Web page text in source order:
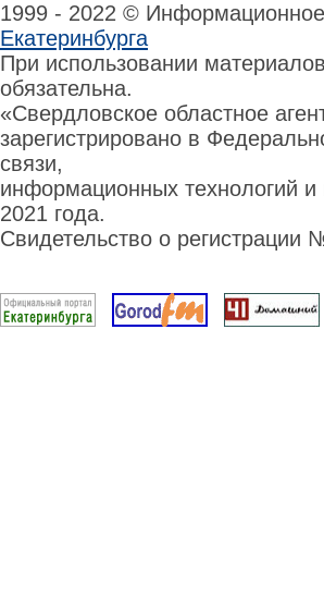
1999 - 2022 ©
Екатеринбурга
При использовании
обязательна.
«Свердловское областное
зарегистрировано в
связи,
информационных технологий
2021 года.
Свидетельство о